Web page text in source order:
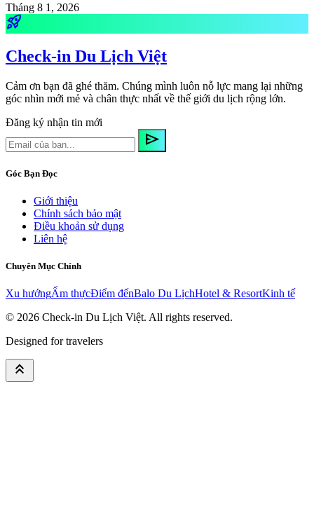
Tháng 8 1, 2026
rocket_launch
Check-in Du Lịch Việt
Cảm ơn bạn đã ghé thăm. Chúng mình luôn nỗ lực mang lại những
góc nhìn mới mẻ và chân thực nhất về thế giới du lịch rộng lớn.
Đăng ký nhận tin mới
send
Góc Bạn Đọc
Giới thiệu
Chính sách bảo mật
Điều khoản sử dụng
Liên hệ
Chuyên Mục Chính
Xu hướngẨm thựcĐiểm đếnBalo Du LịchHotel & ResortKinh tế
© 2026 Check-in Du Lịch Việt. All rights reserved.
Designed for travelers
keyboard_double_arrow_up